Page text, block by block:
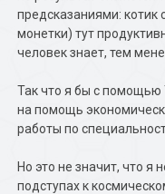
предсказаниями: котик
монетки) тут
человек знает, тем
Так что я бы с помощью
на помощь
работы по
Но это не значит, что я
подступах к